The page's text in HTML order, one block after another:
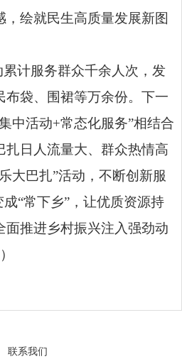
，绘就民生高质量发展新图
累计服务群众千余人次，发
布袋、围裙等万余份。下一
中活动+常态化服务”相结合
扎日人流量大、群众热情高
大巴扎”活动，不断创新服
“常下乡”，让优质资源持
面推进乡村振兴注入强劲动
联系我们